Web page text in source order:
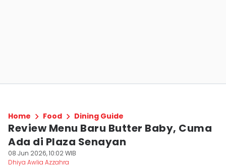
Home Food Dining Guide
Review Menu Baru Butter Baby, Cuma
Ada di Plaza Senayan
08 Jun 2026, 10:02 WIB
Dhiya Awlia Azzahra